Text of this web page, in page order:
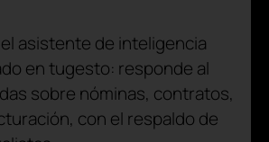
asistente de inteligencia
en tugesto: responde al
sobre nóminas, contratos,
con el respaldo de